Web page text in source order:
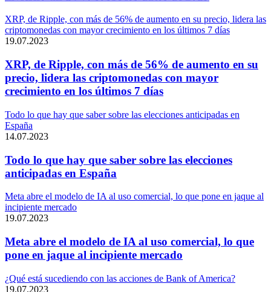
XRP, de Ripple, con más de 56% de aumento en su precio, lidera las
criptomonedas con mayor crecimiento en los últimos 7 días
19.07.2023
XRP, de Ripple, con más de 56% de aumento en su
precio, lidera las criptomonedas con mayor
crecimiento en los últimos 7 días
Todo lo que hay que saber sobre las elecciones anticipadas en
España
14.07.2023
Todo lo que hay que saber sobre las elecciones
anticipadas en España
Meta abre el modelo de IA al uso comercial, lo que pone en jaque al
incipiente mercado
19.07.2023
Meta abre el modelo de IA al uso comercial, lo que
pone en jaque al incipiente mercado
¿Qué está sucediendo con las acciones de Bank of America?
19.07.2023